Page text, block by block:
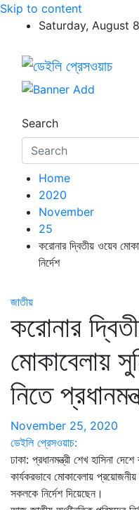
Skip to content
Saturday, August
ডেইলি প্রেসওয়াচ
ডেইলি প্রেসওয়াচ
Search
Home
2020
November
25
করোনার দ্বিতীয় ওয়েব
নির্দেশ
জাতীয়
করোনার
মোকাবেলায়
নিতে
November 25, 2020
ডেইলি প্রেসওয়াচ:
ঢাকা: প্রধানমন্ত্রী শেখ হাসিনা
কার্যকরভাবে মোকাবেলায় প্রয়োজনীয়
সকলকে নির্দেশ দিয়েছেন।